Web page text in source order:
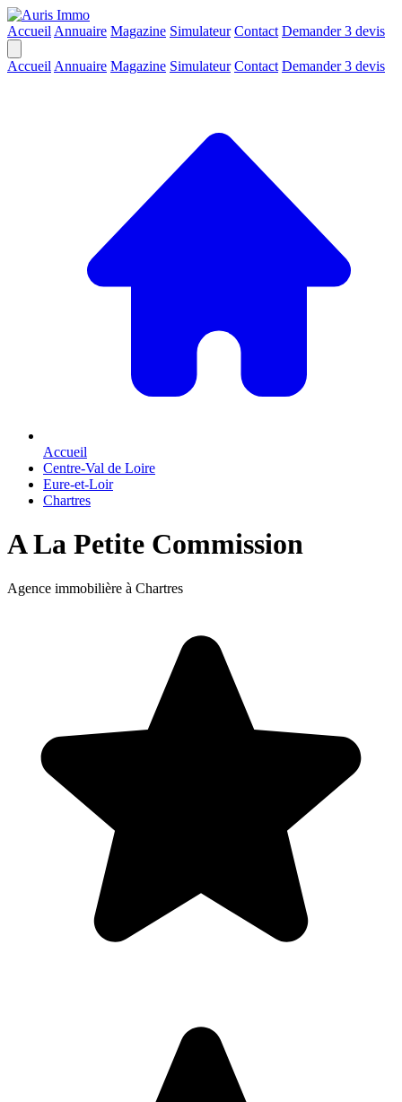
Accueil Annuaire Magazine Simulateur Contact Demander 3 devis
Accueil Annuaire Magazine Simulateur Contact Demander 3 devis
Accueil
Centre-Val de Loire
Eure-et-Loir
Chartres
A La Petite Commission
Agence immobilière à Chartres